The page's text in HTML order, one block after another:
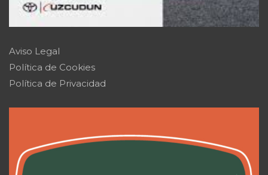
Aviso Legal
Política de Cookies
Política de Privacidad